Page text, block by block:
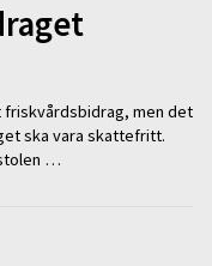
friskvårdsbidrag, men det
ska vara skattefritt.
…